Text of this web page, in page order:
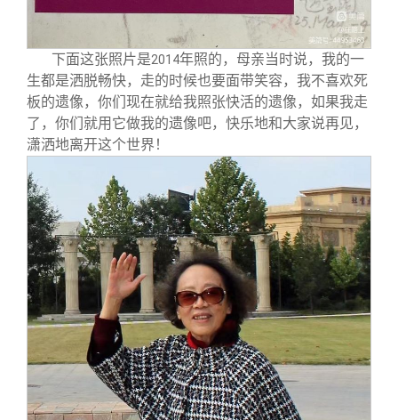
下面这张照片是2014年照的，母亲当时说，我的一
生都是洒脱畅快，走的时候也要面带笑容，我不喜欢死
板的遗像，你们现在就给我照张快活的遗像，如果我走
了，你们就用它做我的遗像吧，快乐地和大家说再见，
潇洒地离开这个世界！